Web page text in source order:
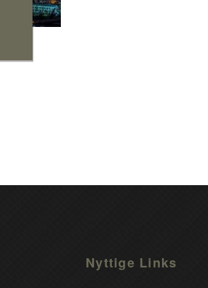
Nyttige Links